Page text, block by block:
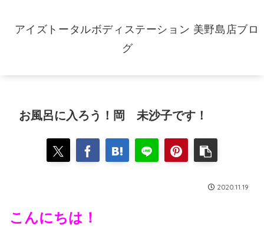
アイズトータルボディステーション 美野島店ブロ
グ
お風呂に入ろう！岡 未沙子です！
2020.11.19
こんにちは！